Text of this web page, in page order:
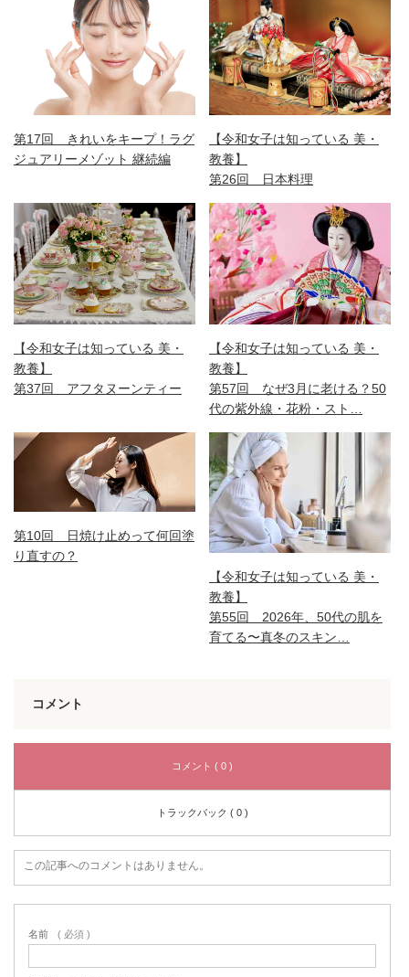
第17回 きれいをキープ！ラグ
ジュアリーメゾット 継続編
【令和女子は知っている 美・
教養】
第26回 日本料理
【令和女子は知っている 美・
教養】
第37回 アフタヌーンティー
【令和女子は知っている 美・
教養】
第57回 なぜ3月に老ける？50
代の紫外線・花粉・スト…
第10回 日焼け止めって何回塗
り直すの？
【令和女子は知っている 美・
教養】
第55回 2026年、50代の肌を
育てる〜真冬のスキン…
コメント
コメント ( 0 )
トラックバック ( 0 )
この記事へのコメントはありません。
名前 ( 必須 )